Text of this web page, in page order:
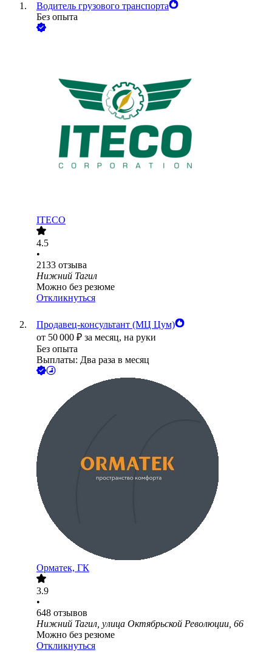
Водитель грузового транспорта
Без опыта
ITECO
4.5
•
2133 отзыва
Нижний Тагил
Можно без резюме
Откликнуться
Продавец-консультант (МЦ Цум)
от 50 000 ₽ за месяц, на руки
Без опыта
Выплаты: Два раза в месяц
Орматек, ГК
3.9
•
648 отзывов
Нижний Тагил, улица Октябрьской Революции, 66
Можно без резюме
Откликнуться